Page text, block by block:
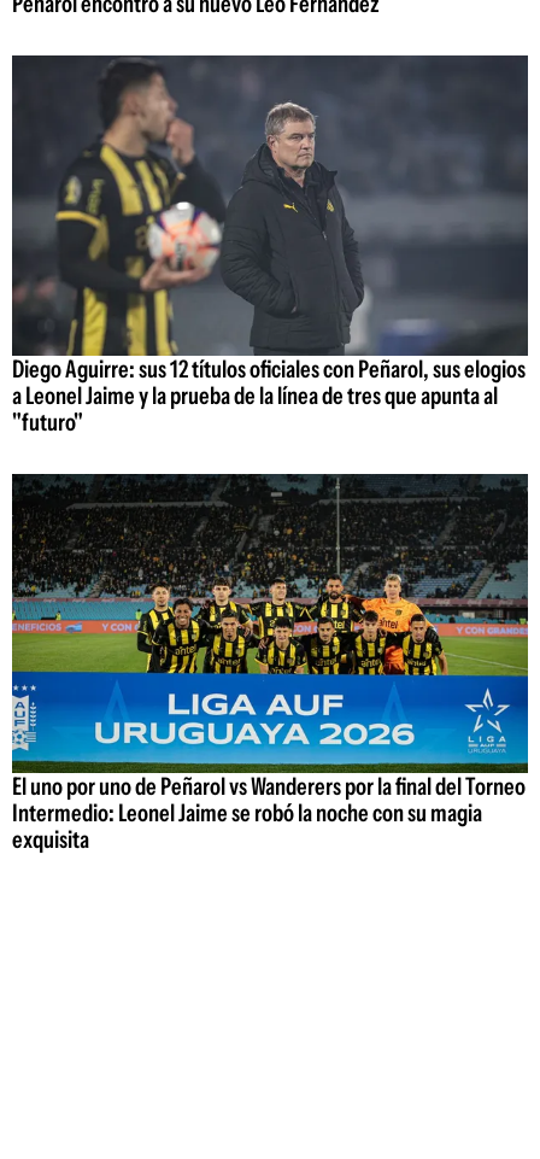
Diego Aguirre: sus 12 títulos oficiales con Peñarol, sus elogios
a Leonel Jaime y la prueba de la línea de tres que apunta al
"futuro"
El uno por uno de Peñarol vs Wanderers por la final del Torneo
Intermedio: Leonel Jaime se robó la noche con su magia
exquisita